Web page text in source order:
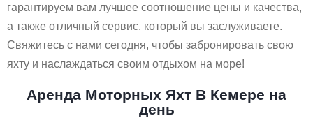
гарантируем вам лучшее соотношение цены и качества,
а также отличный сервис, который вы заслуживаете.
Свяжитесь с нами сегодня, чтобы забронировать свою
яхту и наслаждаться своим отдыхом на море!
Аренда Моторных Яхт В Кемере на
день